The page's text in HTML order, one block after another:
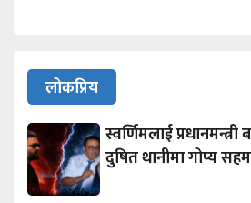
लोकप्रिय
स्वर्णिमलाई
दुषित थानीमा गोप्य